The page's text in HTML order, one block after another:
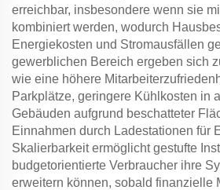
erreichbar, insbesondere wenn sie
kombiniert werden, wodurch
Energiekosten und Stromausfällen
gewerblichen Bereich ergeben sich
wie eine höhere
Parkplätze, geringere Kühlkosten in
Gebäuden aufgrund beschatteter
Einnahmen durch Ladestationen für
Skalierbarkeit ermöglicht gestufte
budgetorientierte Verbraucher ihre
erweitern können, sobald finanzielle